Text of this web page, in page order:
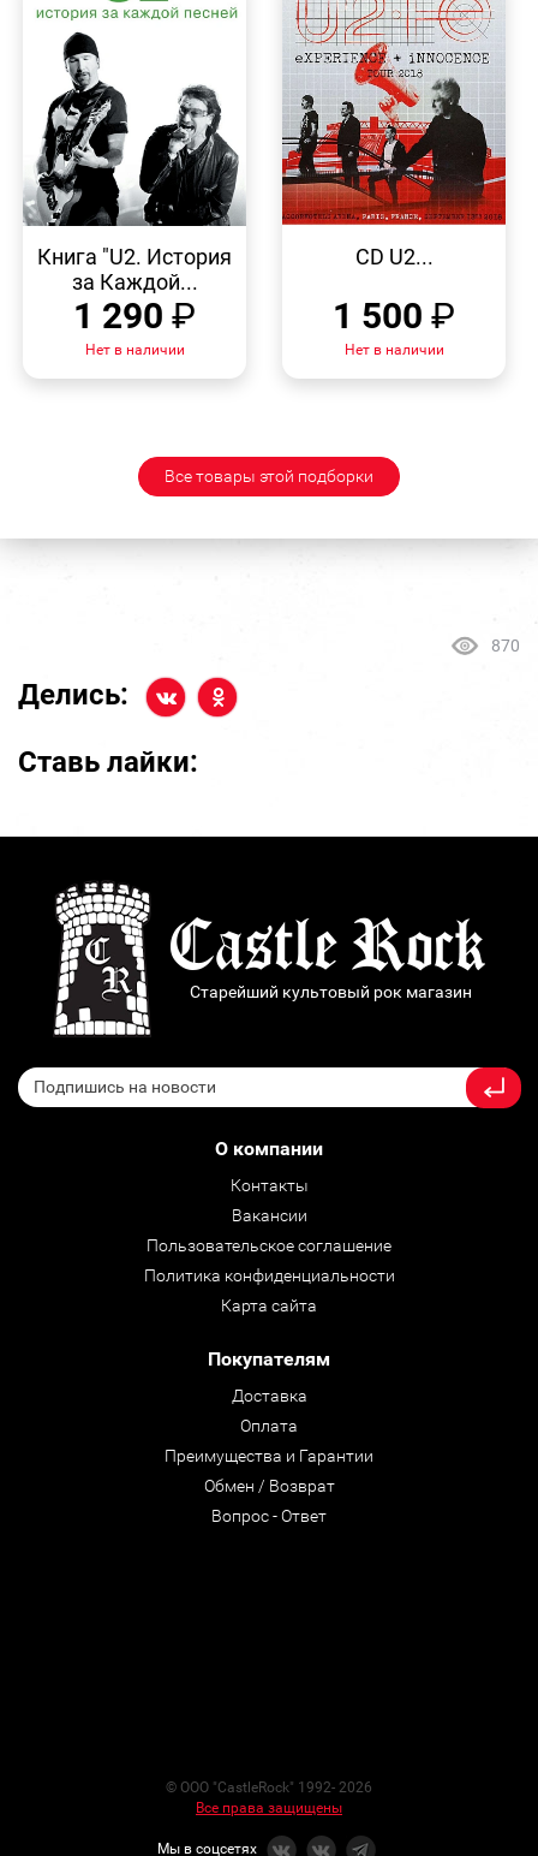
ПРОСМОТР
Книга "U2. История
за Каждой...
1 290 ₽
Нет в наличии
ПРОСМОТР
CD U2...
1 500 ₽
Нет в наличии
Все товары этой подборки
870
Делись:
Ставь лайки:
Старейший культовый рок магазин
О компании
Контакты
Вакансии
Пользовательское соглашение
Политика конфиденциальности
Карта сайта
Покупателям
Доставка
Оплата
Преимущества и Гарантии
Обмен / Возврат
Вопрос - Ответ
© ООО "CastleRock" 1992- 2026
Все права защищены
Мы в соцсетях